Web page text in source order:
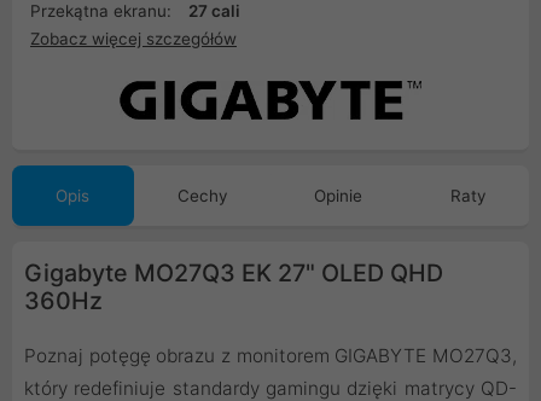
Przekątna ekranu:
27 cali
Zobacz więcej szczegółów
Opis Cechy Opinie Raty
Gigabyte MO27Q3 EK 27" OLED QHD
360Hz
Poznaj potęgę obrazu z monitorem GIGABYTE MO27Q3,
który redefiniuje standardy gamingu dzięki matrycy QD-